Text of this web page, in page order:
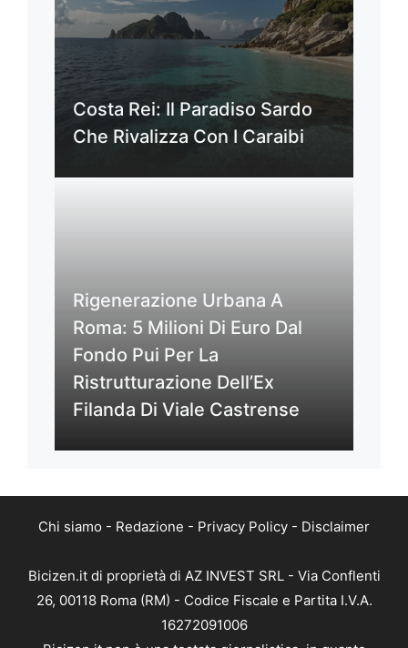
Costa Rei: Il Paradiso Sardo
Che Rivalizza Con I Caraibi
Rigenerazione Urbana A
Roma: 5 Milioni Di Euro Dal
Fondo Pui Per La
Ristrutturazione Dell’Ex
Filanda Di Viale Castrense
Chi siamo - Redazione - Privacy Policy - Disclaimer
Bicizen.it di proprietà di AZ INVEST SRL - Via Conflenti
26, 00118 Roma (RM) - Codice Fiscale e Partita I.V.A.
16272091006